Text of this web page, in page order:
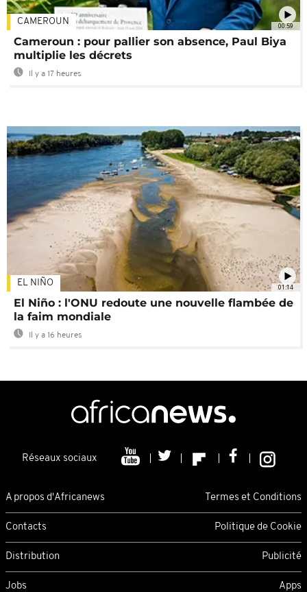
00:59
CAMEROUN
Cameroun : pour pallier son absence, Paul Biya
multiplie les décrets
Il y a 17 heures
01:14
EL NIÑO
El Niño : l'ONU redoute une nouvelle flambée de
la faim mondiale
Il y a 16 heures
Réseaux sociaux
A propos d'Africanews Termes et Conditions
Contacts Politique de Cookie
Distribution Publicité
Jobs Apps